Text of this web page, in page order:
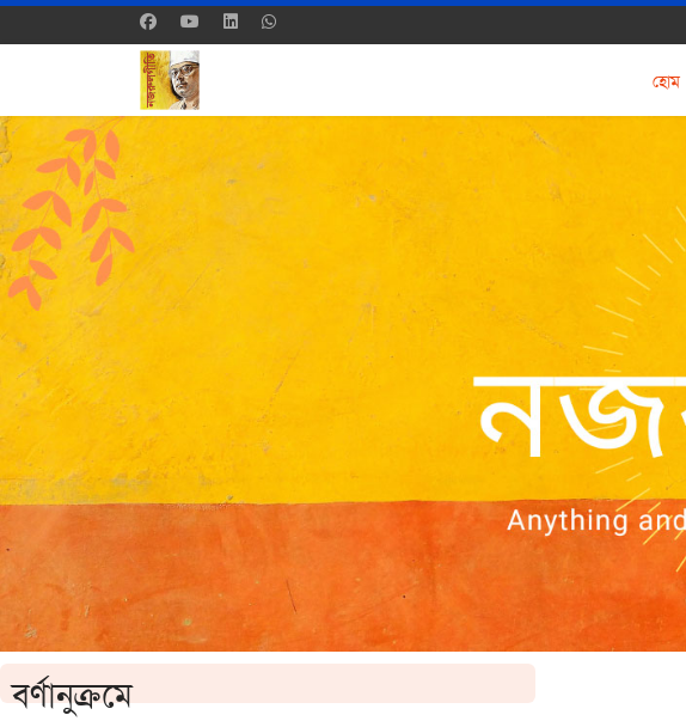
হোম
বর্ণানুক্রমে